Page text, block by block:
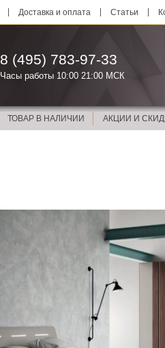
Доставка и оплата Статьи
8 (495) 783-97-33
Часы работы 10:00 21:00 МСК
ТОВАР В НАЛИЧИИ АКЦИИ И